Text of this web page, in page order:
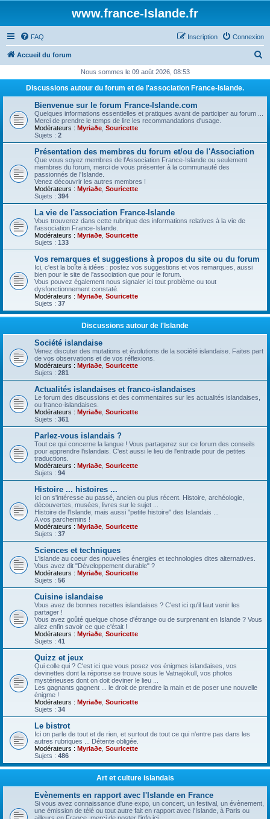
www.france-Islande.fr
FAQ Connexion
Inscription
Accueil du forum
h
c
Nous sommes le 09 août 2026, 08:53
Discussions autour du forum et de l'association France-Islande.
Bienvenue sur le forum France-Islande.com
Quelques informations essentielles et pratiques avant de participer au forum ...
Merci de prendre le temps de lire les recommandations d'usage.
Modérateurs : Myriaðe Souricette
Sujets : 2
Présentation des membres du forum et/ou de l'Association
Que vous soyez membres de l'Association France-Islande ou seulement
membres du forum, merci de vous présenter à la communauté des
passionnés de l'Islande.
Venez découvrir les autres membres !
Modérateurs : Myriaðe Souricette
Sujets : 394
La vie de l'association France-Islande
Vous trouverez dans cette rubrique des informations relatives à la vie de
l'association France-Islande.
Modérateurs : Myriaðe Souricette
Sujets : 133
Vos remarques et suggestions à propos du site ou du forum
Ici, c'est la boîte à idées : postez vos suggestions et vos remarques, aussi
bien pour le site de l'association que pour le forum.
Vous pouvez également nous signaler ici tout problème ou tout
dysfonctionnement constaté.
Modérateurs : Myriaðe Souricette
Sujets : 37
Discussions autour de l'Islande
Société islandaise
Venez discuter des mutations et évolutions de la société islandaise. Faites part
de vos observations et de vos réflexions.
Modérateurs : Myriaðe Souricette
Sujets : 281
Actualités islandaises et franco-islandaises
Le forum des discussions et des commentaires sur les actualités islandaises,
ou franco-islandaises.
Modérateurs : Myriaðe Souricette
Sujets : 361
Parlez-vous islandais ?
Tout ce qui concerne la langue ! Vous partagerez sur ce forum des conseils
pour apprendre l'islandais. C'est aussi le lieu de l'entraide pour de petites
traductions.
Modérateurs : Myriaðe Souricette
Sujets : 94
Histoire ... histoires ...
Ici on s'intéresse au passé, ancien ou plus récent. Histoire, archéologie,
découvertes, musées, livres sur le sujet ...
Histoire de l'Islande, mais aussi "petite histoire" des Islandais ...
A vos parchemins !
Modérateurs : Myriaðe Souricette
Sujets : 37
Sciences et techniques
L'islande au coeur des nouvelles énergies et technologies dites alternatives.
Vous avez dit "Développement durable" ?
Modérateurs : Myriaðe Souricette
Sujets : 56
Cuisine islandaise
Vous avez de bonnes recettes islandaises ? C'est ici qu'il faut venir les
partager !
Vous avez goûté quelque chose d'étrange ou de surprenant en Islande ? Vous
allez enfin savoir ce que c'était !
Modérateurs : Myriaðe Souricette
Sujets : 41
Quizz et jeux
Qui colle qui ? C'est ici que vous posez vos énigmes islandaises, vos
devinettes dont la réponse se trouve sous le Vatnajökull, vos photos
mystérieuses dont on doit deviner le lieu ...
Les gagnants gagnent ... le droit de prendre la main et de poser une nouvelle
énigme !
Modérateurs : Myriaðe Souricette
Sujets : 34
Le bistrot
Ici on parle de tout et de rien, et surtout de tout ce qui n'entre pas dans les
autres rubriques ... Détente obligée.
Modérateurs : Myriaðe Souricette
Sujets : 486
Art et culture islandais
Evènements en rapport avec l'Islande en France
Si vous avez connaissance d'une expo, un concert, un festival, un évènement,
une émission de télé ou tout autre fait en rapport avec l'Islande, à Paris ou